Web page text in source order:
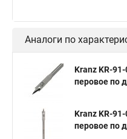
Аналоги по
Kranz KR-
перовое по
Kranz KR-
перовое по